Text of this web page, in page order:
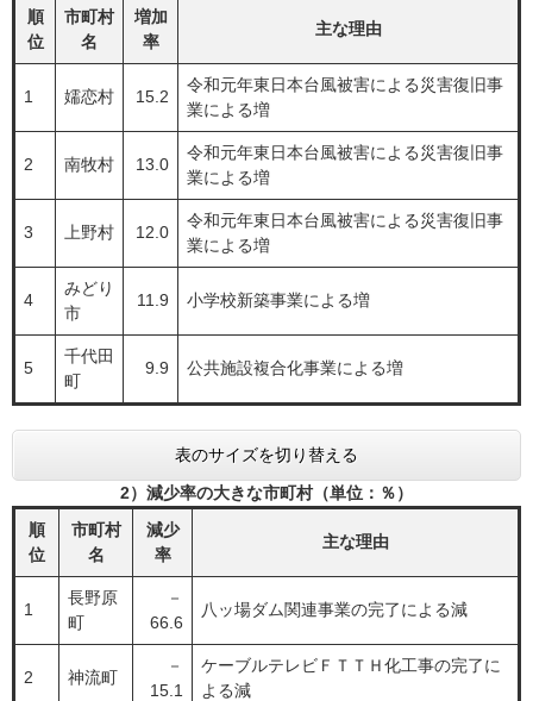
順
位
市町村
名
増加
率
主な理由
1 嬬恋村 15.2
令和元年東日本台風被害による災害復旧事
業による増
2 南牧村 13.0
令和元年東日本台風被害による災害復旧事
業による増
3 上野村 12.0
令和元年東日本台風被害による災害復旧事
業による増
4
みどり
市
11.9 小学校新築事業による増
5
千代田
町
9.9 公共施設複合化事業による増
表のサイズを切り替える
2）減少率の大きな市町村（単位：％）
順
位
市町村
名
減少
率
主な理由
1
長野原
町
－
66.6
八ッ場ダム関連事業の完了による減
2 神流町
－
15.1
ケーブルテレビＦＴＴＨ化工事の完了に
よる減